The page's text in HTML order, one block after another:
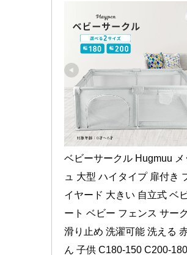
ベビーサークル Hugmuu メ
ュ 大型 ハイタイプ 扉付き
イヤード 大きい 自立式 ベ
ート ベビー フェンス サー
滑り止め 洗濯可能 洗える
ん 子供 C180-150 C200-180